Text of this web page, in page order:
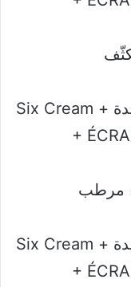
صباحًا: سيروم مضاد أكسدة + Six Cream
+
مرطب
صباحًا: سيروم مضاد أكسدة + Six Cream
+